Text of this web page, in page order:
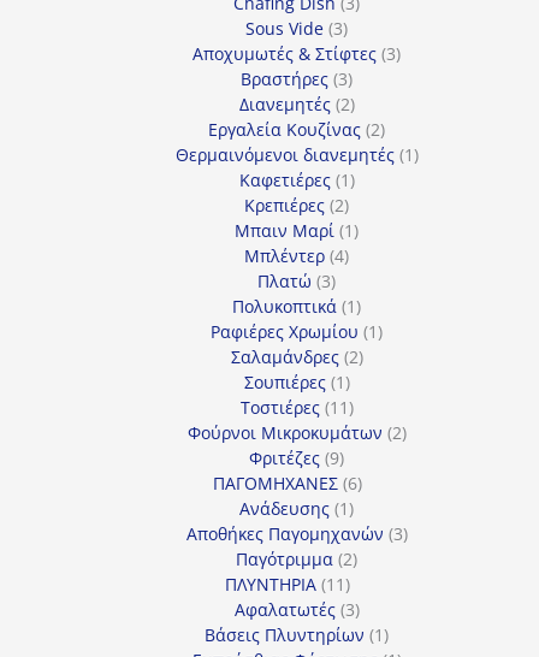
Sous Vide 33
προϊόντα
Αποχυμωτές & Στίφτες 33
Βραστήρες 33
προϊόντα
Διανεμητές 22
προϊόντα
Εργαλεία Κουζίνας 22
προϊόντα
Θερμαινόμενοι διανεμητές 11
Καφετιέρες 11
προϊόν
Κρεπιέρες 22
προϊόντα
Μπαιν Μαρί 11
Μπλέντερ 44
Πλατώ 33
προϊόντα
Πολυκοπτικά 11
προϊόν
Ραφιέρες Χρωμίου 11
Σαλαμάνδρες 22
Σουπιέρες 11
προϊόν
Τοστιέρες 1111
προϊόντα
Φούρνοι Μικροκυμάτων 22
Φριτέζες 99
προϊόντα
ΠΑΓΟΜΗΧΑΝΕΣ 66
Ανάδευσης 11
προϊόν
Αποθήκες Παγομηχανών 33
Παγότριμμα 22
ΠΛΥΝΤΗΡΙΑ 1111
προϊόντα
Αφαλατωτές 33
προϊόντα
Βάσεις Πλυντηρίων 11